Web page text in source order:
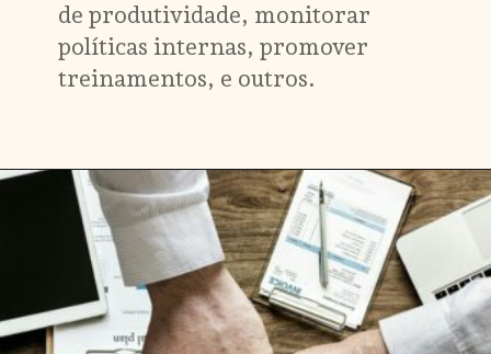
de produtividade, monitorar
políticas internas, promover
treinamentos, e outros.
Opening https://www.oitchau.com.br/blog/recursos-humanos-o-que-e-e-qual-a-importancia-para-uma-empresa/